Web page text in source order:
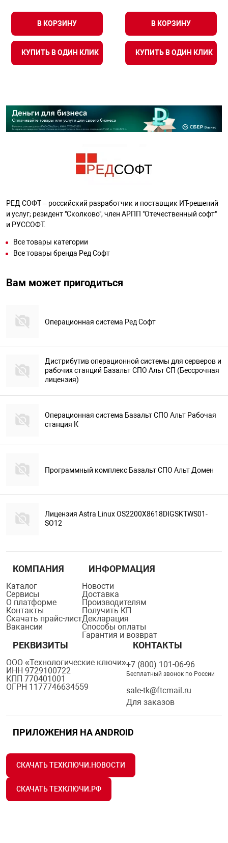
В КОРЗИНУ
КУПИТЬ В ОДИН КЛИК
В КОРЗИНУ
КУПИТЬ В ОДИН КЛИК
РЕД СОФТ – российский разработчик и поставщик ИТ-решений
и услуг; резидент "Сколково", член АРПП "Отечественный софт"
и РУССОФТ.
Все товары категории
Все товары бренда Ред Софт
Вам может пригодиться
Операционная система Ред Софт
Дистрибутив операционной системы для серверов и
рабочих станций Базальт СПО Альт СП (Бессрочная
лицензия)
Операционная система Базальт СПО Альт Рабочая
станция К
Программный комплекс Базальт СПО Альт Домен
Лицензия Astra Linux OS2200X8618DIGSKTWS01-
SO12
КОМПАНИЯ
Каталог
Сервисы
О платформе
Контакты
Скачать прайс-лист
Вакансии
ИНФОРМАЦИЯ
Новости
Доставка
Производителям
Получить КП
Декларация
Способы оплаты
Гарантия и возврат
РЕКВИЗИТЫ
ООО «Технологические ключи»
ИНН 9729100722
КПП 770401001
ОГРН 1177746634559
КОНТАКТЫ
+7 (800) 101-06-96
Бесплатный звонок по России
sale-tk@ftcmail.ru
Для заказов
ПРИЛОЖЕНИЯ НА ANDROID
СКАЧАТЬ ТЕХКЛЮЧИ.НОВОСТИ
СКАЧАТЬ ТЕХКЛЮЧИ.РФ